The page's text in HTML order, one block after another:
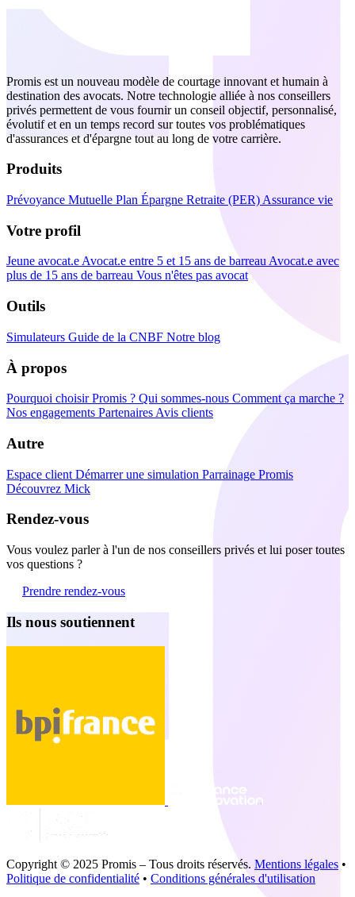
Promis est un nouveau modèle de courtage innovant et humain à
destination des avocats. Notre technologie alliée à nos conseillers
privés permettent de vous fournir un conseil objectif, personnalisé,
évolutif et en un temps record sur toutes vos problématiques
d'assurances et d'épargne tout au long de votre carrière.
Produits
Prévoyance Mutuelle Plan Épargne Retraite (PER) Assurance vie
Votre profil
Jeune avocat.eAvocat.e entre 5 et 15 ans de barreauAvocat.e avec
plus de 15 ans de barreau Vous n'êtes pas avocat
Outils
Simulateurs Guide de la CNBF Notre blog
À propos
Pourquoi choisir Promis ? Qui sommes-nous Comment ça marche ?
Nos engagements Partenaires Avis clients
Autre
Espace client Démarrer une simulation Parrainage Promis
Découvrez Mick
Rendez-vous
Vous voulez parler à l'un de nos conseillers privés et lui poser toutes
vos questions ?
Prendre rendez-vous
Ils nous soutiennent
Copyright © 2025 Promis – Tous droits réservés. Mentions légales •
Politique de confidentialité • Conditions générales d'utilisation